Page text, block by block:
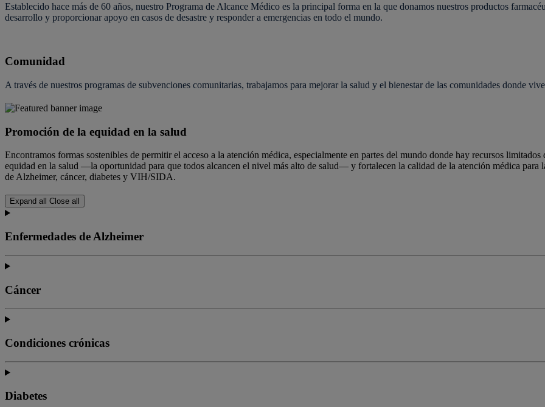
Establecido hace más de 60 años, nuestro Programa de Alcance Médico es la principal forma en la que donamos nuestros productos
desarrollo y proporcionar apoyo en casos de desastre y responder a emergencias en todo el mundo.
Comunidad
A través de nuestros programas de subvenciones comunitarias, trabajamos para mejorar la salud y el bienestar de las comunidades donde
Promoción de la equidad en la salud
Encontramos formas sostenibles de permitir el acceso a la atención médica, especialmente en partes del mundo donde hay recursos
equidad en la salud —la oportunidad para que todos alcancen el nivel más alto de salud— y fortalecen la calidad de la atención médica para
de Alzheimer, cáncer, diabetes y VIH/SIDA.
Expand all Close all
Enfermedades de Alzheimer
Cáncer
Condiciones crónicas
Diabetes